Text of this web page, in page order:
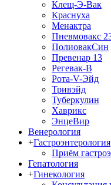
Клещ-Э-Вак
Краснуха
Менактра
Пневмовакс
ПолиовакСин
Превенар 13
Регевак-В
Рота-V-Эйд
Тривэйд
Туберкулин
Хаврикс
ЭнцеВир
Венерология
+Гастроэнтерология
Приём
Гепатология
+Гинекология